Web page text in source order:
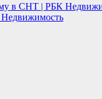
в СНТ | РБК
Недвижимость